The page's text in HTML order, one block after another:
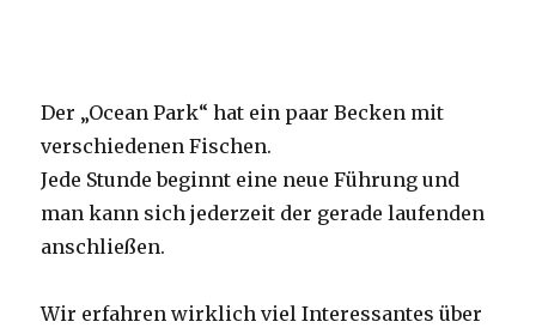
Der „Ocean Park“ hat ein paar Becken mit
verschiedenen Fischen.
Jede Stunde beginnt eine neue Führung und
man kann sich jederzeit der gerade laufenden
anschließen.
Wir erfahren wirklich viel Interessantes über